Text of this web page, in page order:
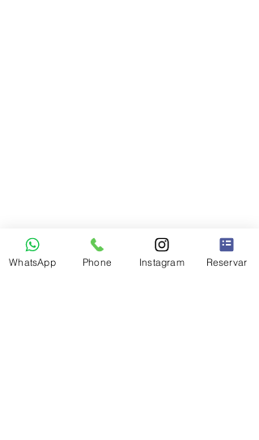
WhatsApp Phone Instagram Reservar